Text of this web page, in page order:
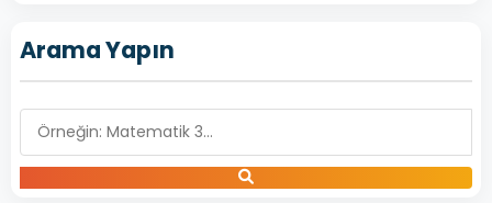
DİN
KÜLTÜRÜ
VE
Arama Yapın